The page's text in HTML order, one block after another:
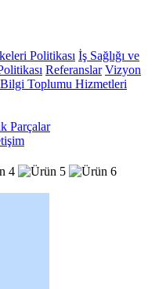
Politikası İş Sağlığı ve
Referanslar Vizyon
Bilgi Toplumu Hizmetleri
Parçalar